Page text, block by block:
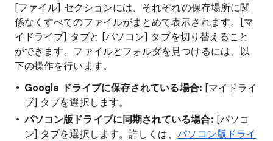
[ファイル] セクションには、それぞれの保存場所に関
係なくすべてのファイルがまとめて表示されます。[マ
イドライブ] タブと [パソコン] タブを切り替えること
ができます。ファイルとフォルダを見つけるには、以
下の操作を行います。
Google ドライブに保存されている場合: [マイドライ
ブ] タブを選択します。
パソコン版ドライブに同期されている場合: [パソコ
ン] タブを選択します。詳しくは、パソコン版ドライ